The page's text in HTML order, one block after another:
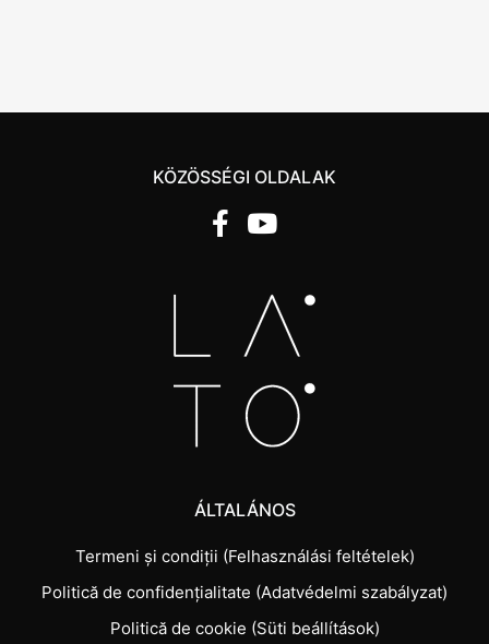
KÖZÖSSÉGI OLDALAK
ÁLTALÁNOS
Termeni și condiții (Felhasználási feltételek)
Politică de confidențialitate (Adatvédelmi szabályzat)
Politică de cookie (Süti beállítások)